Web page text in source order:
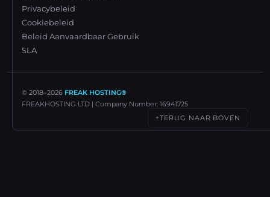
Privacybeleid
Cookiebeleid
Beleid Aanvaardbaar Gebruik
SLA
© 2018–2026 FREAK HOSTING®
FREAKHOSTING LTD | Company Number: 16941725
↑TERUG NAAR BOVEN